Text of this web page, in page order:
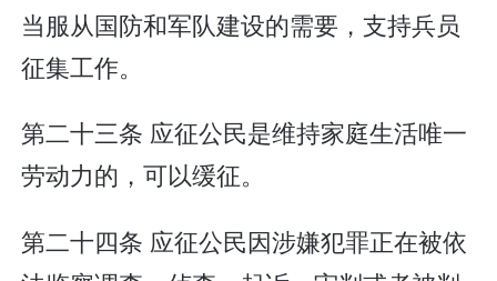
当服从国防和军队建设的需要，支持兵员
征集工作。
第二十三条 应征公民是维持家庭生活唯一
劳动力的，可以缓征。
第二十四条 应征公民因涉嫌犯罪正在被依